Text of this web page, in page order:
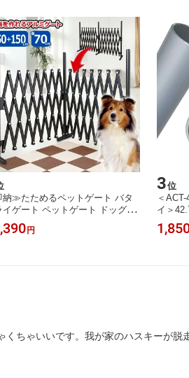
≫たためるペットゲート バタ
イゲート ペットゲート ドッグラ
150×150cm 奥行15cm 高さ70cm
ミフェンス 目隠し 屋外 室内 サ
円
3位
＜
イ＞
製単管
芸棚
ちゃいいです。我が家のハスキーが